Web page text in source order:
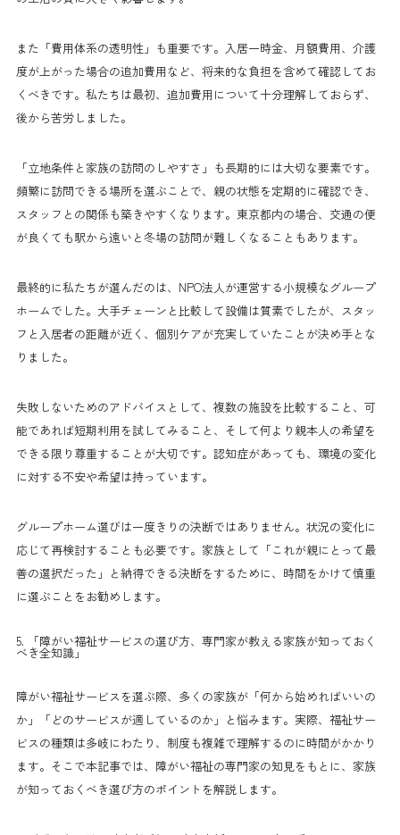
また「費用体系の透明性」も重要です。入居一時金、月額費用、介護
度が上がった場合の追加費用など、将来的な負担を含めて確認してお
くべきです。私たちは最初、追加費用について十分理解しておらず、
後から苦労しました。
「立地条件と家族の訪問のしやすさ」も長期的には大切な要素です。
頻繁に訪問できる場所を選ぶことで、親の状態を定期的に確認でき、
スタッフとの関係も築きやすくなります。東京都内の場合、交通の便
が良くても駅から遠いと冬場の訪問が難しくなることもあります。
最終的に私たちが選んだのは、NPO法人が運営する小規模なグループ
ホームでした。大手チェーンと比較して設備は質素でしたが、スタッ
フと入居者の距離が近く、個別ケアが充実していたことが決め手とな
りました。
失敗しないためのアドバイスとして、複数の施設を比較すること、可
能であれば短期利用を試してみること、そして何より親本人の希望を
できる限り尊重することが大切です。認知症があっても、環境の変化
に対する不安や希望は持っています。
グループホーム選びは一度きりの決断ではありません。状況の変化に
応じて再検討することも必要です。家族として「これが親にとって最
善の選択だった」と納得できる決断をするために、時間をかけて慎重
に選ぶことをお勧めします。
5. 「障がい福祉サービスの選び方、専門家が教える家族が知っておく
べき全知識」
障がい福祉サービスを選ぶ際、多くの家族が「何から始めればいいの
か」「どのサービスが適しているのか」と悩みます。実際、福祉サー
ビスの種類は多岐にわたり、制度も複雑で理解するのに時間がかかり
ます。そこで本記事では、障がい福祉の専門家の知見をもとに、家族
が知っておくべき選び方のポイントを解説します。